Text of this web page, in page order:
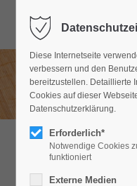
Login
Benutzername
Passwort
Unsere
Diese Internetseite
verbessern und den
bereitzustellen. Detaillierte
Cookies auf dieser
Datenschutzerklärung.
Erforderlich*
Notwendige Cookies
funktioniert
Externe Medien